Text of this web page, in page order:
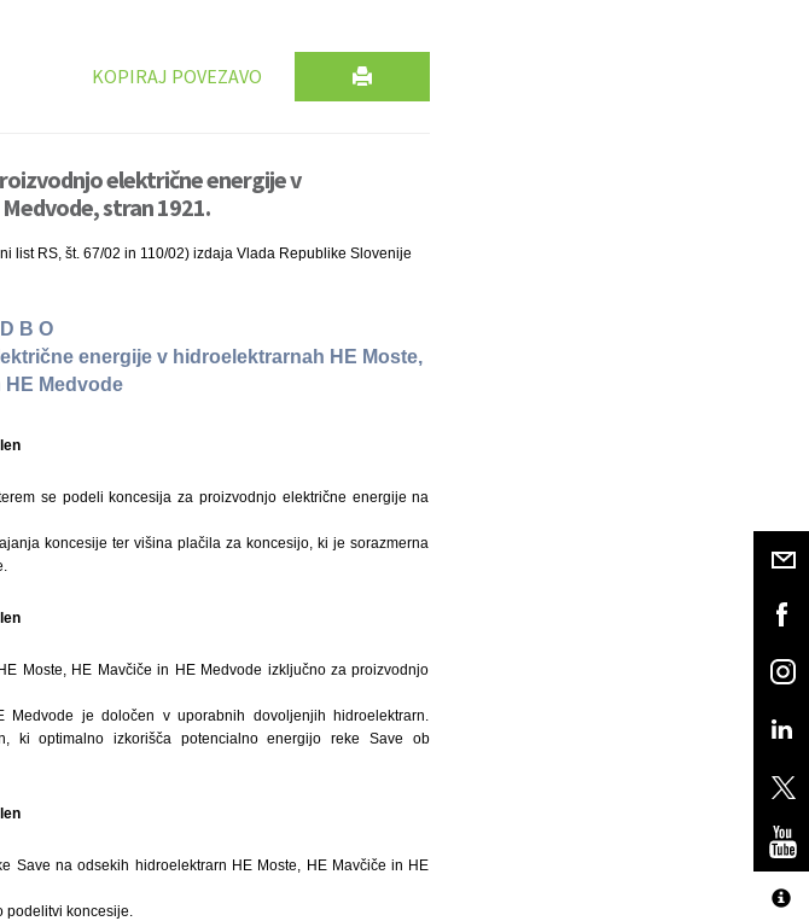
KOPIRAJ POVEZAVO
električne energije v
stran 1921.
list RS, št. 67/02 in 110/02) izdaja Vlada Republike Slovenije
B O
energije v hidroelektrarnah HE Moste,
HE Medvode
se podeli koncesija za proizvodnjo električne energije na
koncesije ter višina plačila za koncesijo, ki je sorazmerna
Moste, HE Mavčiče in HE Medvode izključno za proizvodnjo
je določen v uporabnih dovoljenjih hidroelektrarn.
ki optimalno izkorišča potencialno energijo reke Save ob
Save na odsekih hidroelektrarn HE Moste, HE Mavčiče in HE
koncesije.